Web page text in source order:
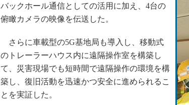
バックホール通信としての活用に加え、4台の
俯瞰カメラの映像を伝送した。
さらに車載型の5G基地局も導入し、移動式
のトレーラーハウス内に遠隔操作室を構築し
て、災害現場でも短時間で遠隔操作の環境を構
築し、復旧活動を迅速かつ安全に進められるこ
とを実証した。